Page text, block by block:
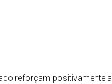
reforçam positivamente a